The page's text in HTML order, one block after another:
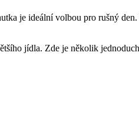
je ideální volbou pro rušný
jídla. Zde je několik